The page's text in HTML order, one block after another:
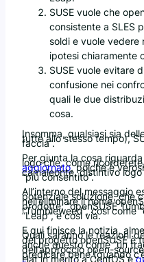
SUSE vuole che
consistente a SLES
soldi e vuole vedere
ipotesi chiaramente
SUSE vuole evitare
confusione nei
quali le due
cosa.
Insomma, qualsiasi sia
tutte allo stesso tempo),
faccia”.
Per giunta la cosa
logo che, come
aggiornato, poiché è
camaleonte, distintivo
“più consentito”.
All’interno del messaggio
potenziale soluzione, che
nell’eliminare il nome
prodotte: “openSUSE
“Tumbleweed”, così come
“Leap”, e così via.
E qui finisce la notizia,
Quali saranno le reazioni
del progetto openSUSE è
anche questo come “un
dell’approccio open-
predicare bene (quando
Hat in merito a CentOS e